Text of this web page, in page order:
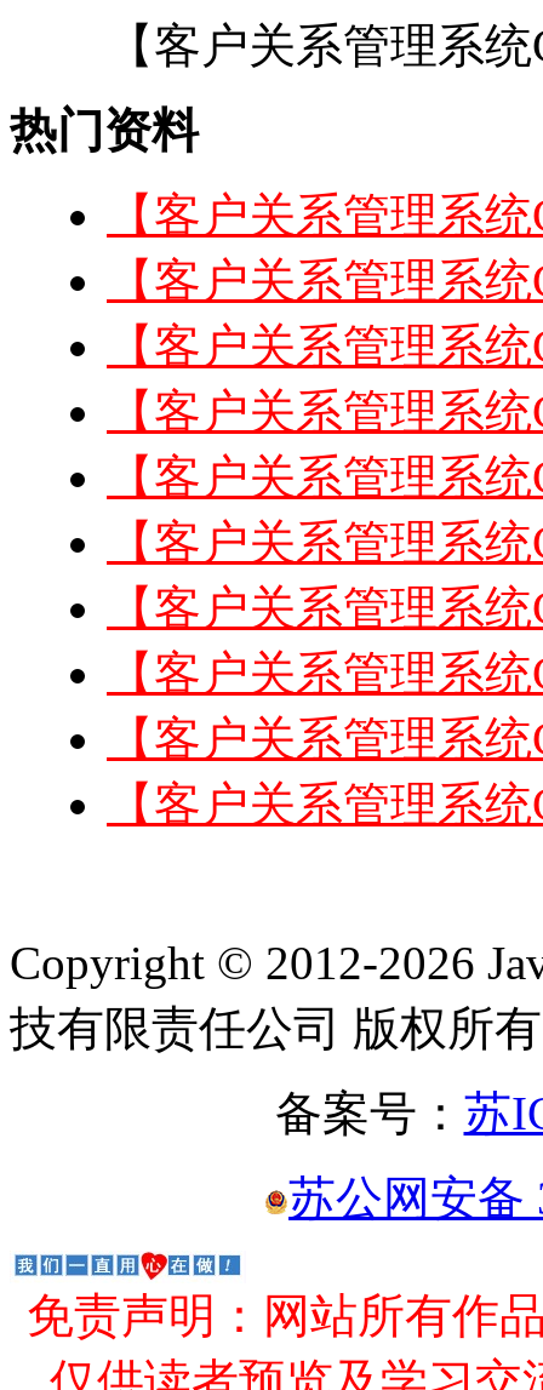
【客户关系管理系
热门资料
【客户关系管理系
【客户关系管理系
【客户关系管理系
【客户关系管理系
【客户关系管理系
【客户关系管理系
【客户关系管理系
【客户关系管理系
【客户关系管理系
【客户关系管理系
Copyright © 2012-2026
技有限责任公司 版权所有
备案号： 苏
苏公网安备
免责声明：网站所有作